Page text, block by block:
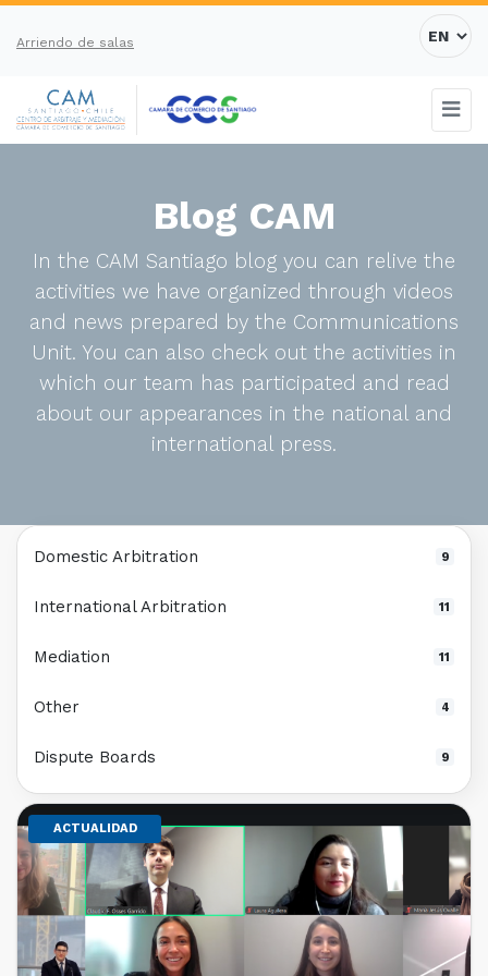
Arriendo de salas
Blog CAM
In the CAM Santiago blog you can relive the
activities we have organized through videos
and news prepared by the Communications
Unit. You can also check out the activities in
which our team has participated and read
about our appearances in the national and
international press.
ACTUALIDAD
Domestic Arbitration 9
International Arbitration 11
Mediation 11
Other 4
Dispute Boards 9